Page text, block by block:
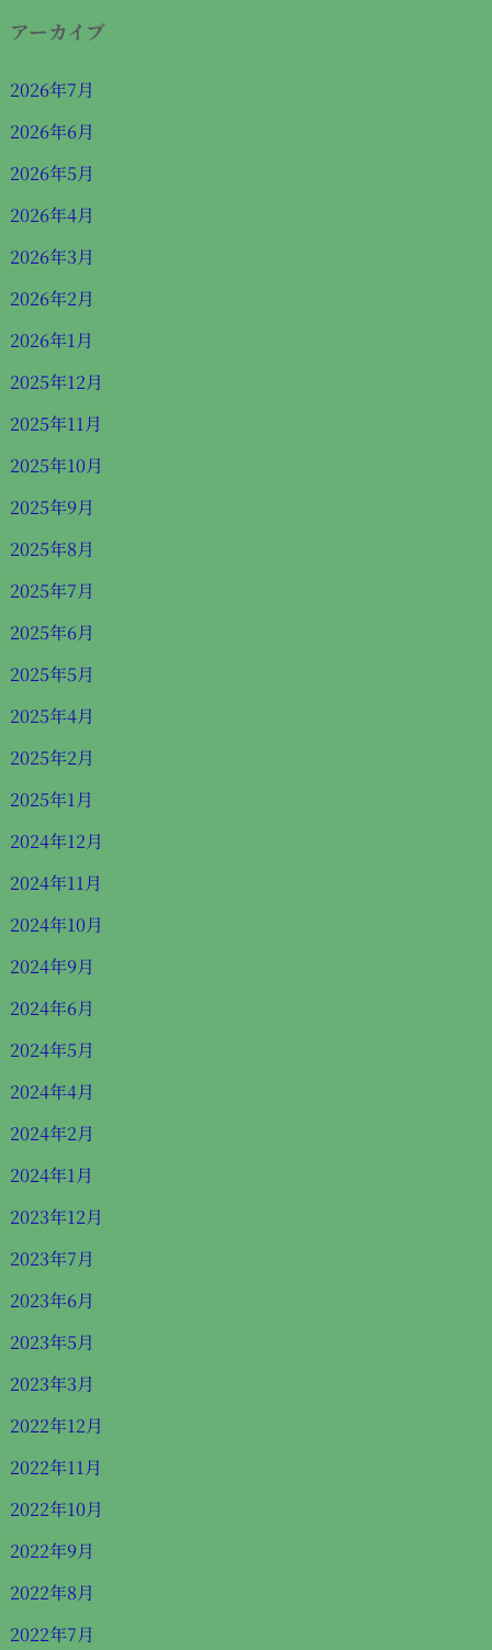
アーカイブ
2026年7月
2026年6月
2026年5月
2026年4月
2026年3月
2026年2月
2026年1月
2025年12月
2025年11月
2025年10月
2025年9月
2025年8月
2025年7月
2025年6月
2025年5月
2025年4月
2025年2月
2025年1月
2024年12月
2024年11月
2024年10月
2024年9月
2024年6月
2024年5月
2024年4月
2024年2月
2024年1月
2023年12月
2023年7月
2023年6月
2023年5月
2023年3月
2022年12月
2022年11月
2022年10月
2022年9月
2022年8月
2022年7月